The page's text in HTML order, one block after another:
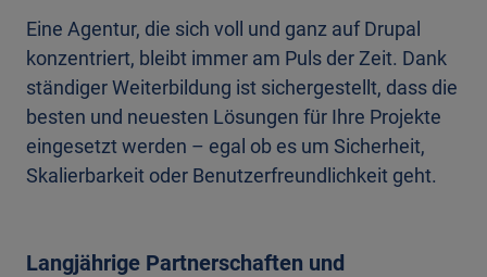
Eine Agentur, die sich voll und ganz auf Drupal
konzentriert, bleibt immer am Puls der Zeit. Dank
ständiger Weiterbildung ist sichergestellt, dass die
besten und neuesten Lösungen für Ihre Projekte
eingesetzt werden – egal ob es um Sicherheit,
Skalierbarkeit oder Benutzerfreundlichkeit geht.
Langjährige Partnerschaften und